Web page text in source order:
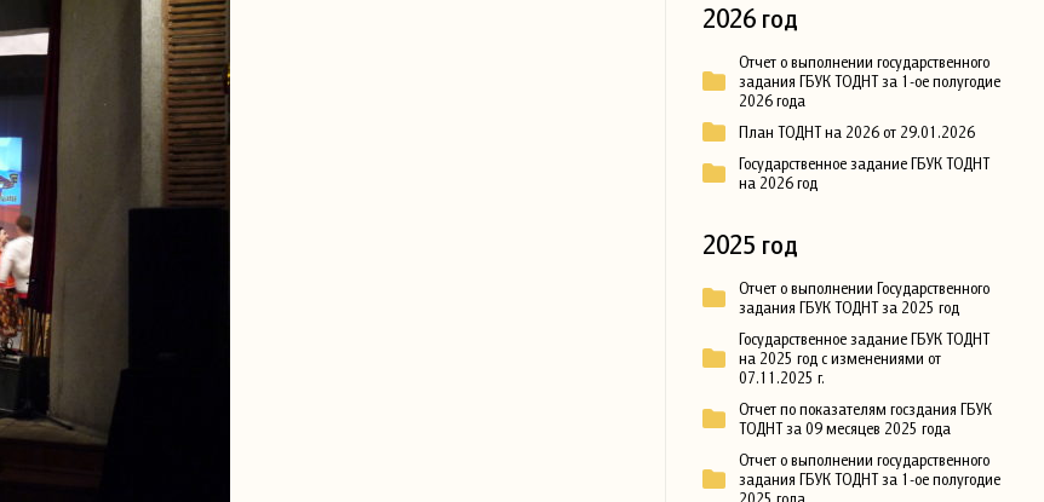
2026 год
Отчет о выполнении государственного
задания ГБУК ТОДНТ за 1-ое полугодие
2026 года
План ТОДНТ на 2026 от 29.01.2026
Государственное задание ГБУК ТОДНТ
на 2026 год
2025 год
Отчет о выполнении Государственного
задания ГБУК ТОДНТ за 2025 год
Государственное задание ГБУК ТОДНТ
на 2025 год с изменениями от
07.11.2025 г.
Отчет по показателям госздания ГБУК
ТОДНТ за 09 месяцев 2025 года
Отчет о выполнении государственного
задания ГБУК ТОДНТ за 1-ое полугодие